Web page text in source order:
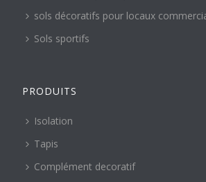
sols décoratifs pour locaux
Sols sportifs
PRODUITS
Isolation
Tapis
Complément decoratif